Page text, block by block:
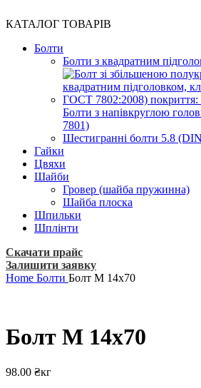
КАТАЛОГ ТОВАРІВ
Болти
Болти з квадратним
Болти з напівкруглою
7801)
Шестигранні болти 5.8
Гайки
Цвяхи
Шайби
Гровер (шайба пружинна)
Шайба плоска
Шпильки
Шплінти
Скачати прайс
Залишити заявку
Home Болти Болт М 14х70
Болт М 14х70
98.00 ₴кг